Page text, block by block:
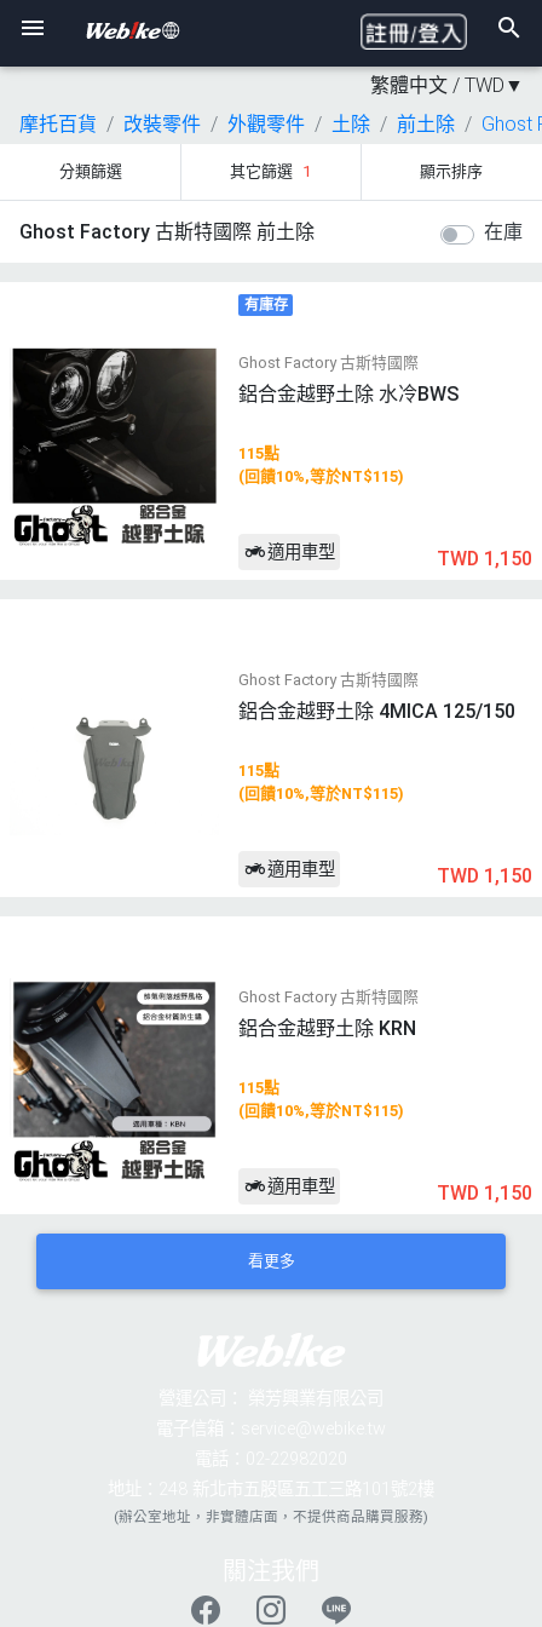
繁體中文 / TWD ▼
摩托百貨
改裝零件 外觀零件 土除 前土除 Ghost
分類篩選 其它篩選 1 顯示排序
Ghost Factory 古斯特國際 前土除 在庫
有庫存
Ghost Factory 古斯特國際
鋁合金越野土除 水冷BWS
115點
(回饋10%,等於NT$115)
適用車型 TWD 1,150
Ghost Factory 古斯特國際
鋁合金越野土除 4MICA 125/150
115點
(回饋10%,等於NT$115)
適用車型 TWD 1,150
Ghost Factory 古斯特國際
鋁合金越野土除 KRN
115點
(回饋10%,等於NT$115)
適用車型 TWD 1,150
看更多
(辦公室地址，非實體店面，不提供商品購買服務)